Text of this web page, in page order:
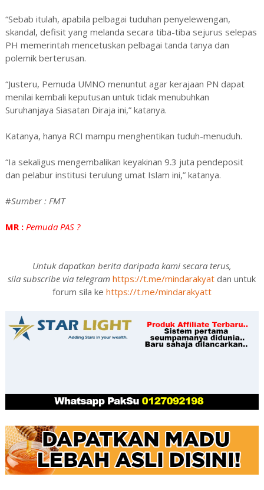
“Sebab itulah, apabila pelbagai tuduhan penyelewengan,
skandal, defisit yang melanda secara tiba-tiba sejurus selepas
PH memerintah mencetuskan pelbagai tanda tanya dan
polemik berterusan.
“Justeru, Pemuda UMNO menuntut agar kerajaan PN dapat
menilai kembali keputusan untuk tidak menubuhkan
Suruhanjaya Siasatan Diraja ini,” katanya.
Katanya, hanya RCI mampu menghentikan tuduh-menuduh.
“Ia sekaligus mengembalikan keyakinan 9.3 juta pendeposit
dan pelabur institusi terulung umat Islam ini,” katanya.
#Sumber : FMT
MR :Pemuda PAS ?
Untuk dapatkan berita daripada kami secara terus,
sila subscribe via telegram https://t.me/mindarakyat dan untuk
forum sila ke https://t.me/mindarakyatt